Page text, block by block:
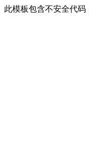
此模板包含不安全代码